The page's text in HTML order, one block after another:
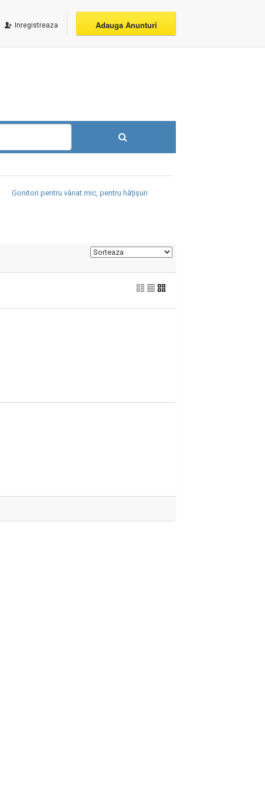
Inregistreaza Adauga Anunturi
Gonitori pentru vânat mic, pentru hățișuri